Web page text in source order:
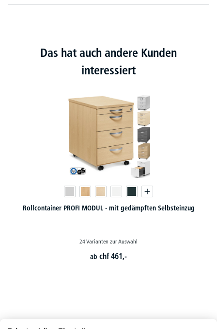
Das hat auch andere Kunden
interessiert
Rollcontainer PROFI MODUL - mit gedämpften Selbsteinzug
24 Varianten zur Auswahl
ab chf 461,-